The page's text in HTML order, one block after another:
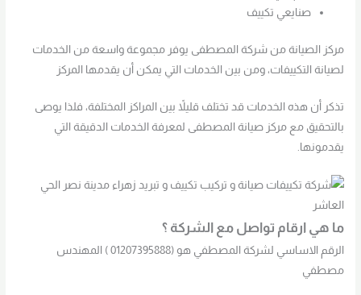
صنايعي تكييف
مركز الصيانة من شركة المصطفى يوفر مجموعة واسعة من الخدمات
لصيانة التكييفات، ومن بين الخدمات التي يمكن أن يقدمها المركز
تذكر أن هذه الخدمات قد تختلف قليلاً بين المراكز المختلفة، فلذا يوصى
بالتحقيق مع مركز صيانة المصطفى لمعرفة الخدمات الدقيقة التي
يقدمونها.
ما هي ارقام تواصل مع الشركة ؟
الرقم الاساسي لشركة المصطفي هو (01207395888 ) المهندس
مصطفي